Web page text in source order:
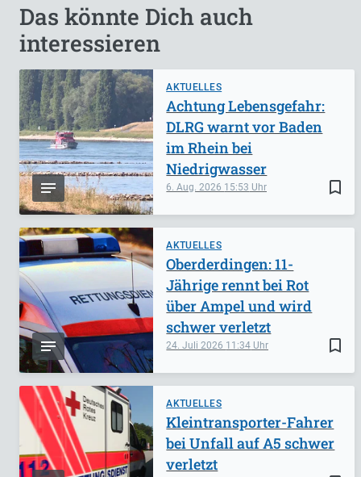
Das könnte Dich auch
interessieren
AKTUELLES
bookmark_border
6. Aug. 2026 15:53
Achtung Lebensgefahr:
DLRG warnt vor Baden
im Rhein bei
Niedrigwasser
AKTUELLES
bookmark_border
24. Juli 2026 11:34
Oberderdingen: 11-
Jährige rennt bei Rot
über Ampel und wird
schwer verletzt
AKTUELLES
Kleintransporter-Fahrer
bei Unfall auf A5 schwer
verletzt